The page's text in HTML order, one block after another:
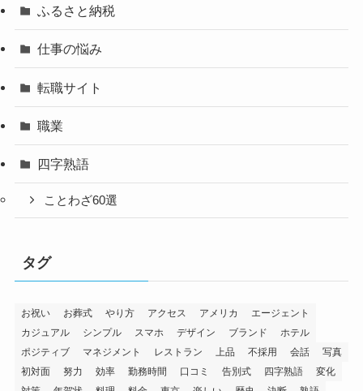
ふるさと納税
仕事の悩み
転職サイト
職業
四字熟語
ことわざ60選
タグ
お祝い お葬式 やり方 アクセス アメリカ
エージェント
カジュアル
シンプル スマホ デザイン ブランド
ホテル
ポジティブ
マネジメント レストラン 上品 不採用 会話
写真
初対面
努力 効率 勤務時間 口コミ 告別式 四字熟語
変化